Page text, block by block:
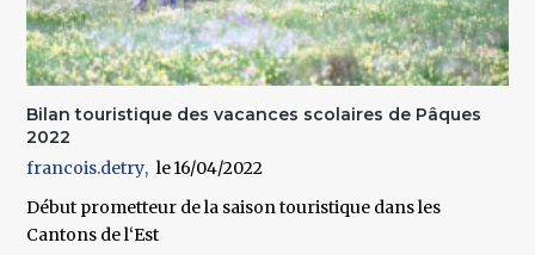
Bilan touristique des vacances scolaires de Pâques
2022
francois.detry
16/04/2022
Début prometteur de la saison touristique dans les
Cantons de l‘Est